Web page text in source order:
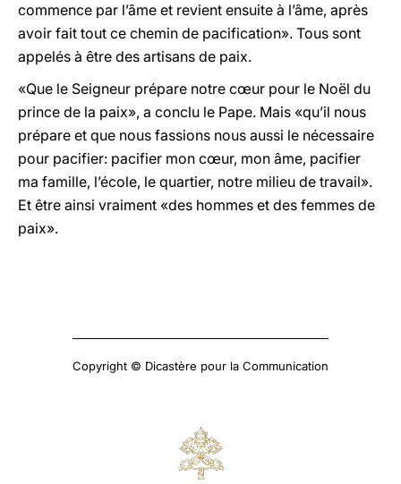
commence par l’âme et revient ensuite à l’âme, après
avoir fait tout ce chemin de pacification». Tous sont
appelés à être des artisans de paix.
«Que le Seigneur prépare notre cœur pour le Noël du
prince de la paix», a conclu le Pape. Mais «qu’il nous
prépare et que nous fassions nous aussi le nécessaire
pour pacifier: pacifier mon cœur, mon âme, pacifier
ma famille, l’école, le quartier, notre milieu de travail».
Et être ainsi vraiment «des hommes et des femmes de
paix».
Copyright © Dicastère pour la Communication